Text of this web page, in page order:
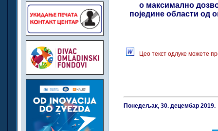
o максимално
поједине области од
Цео текст одлуке можете
Понедељак, 30. децембар 2019.